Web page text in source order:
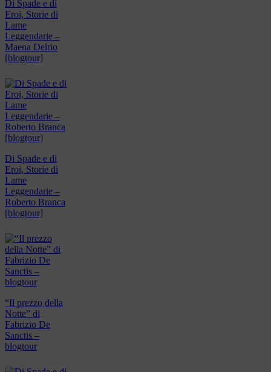
Di Spade e di
Eroi, Storie di
Lame
Leggendarie –
Maena Delrio
[blogtour]
Di Spade e di
Eroi, Storie di
Lame
Leggendarie –
Roberto Branca
[blogtour]
“Il prezzo della
Notte” di
Fabrizio De
Sanctis –
blogtour